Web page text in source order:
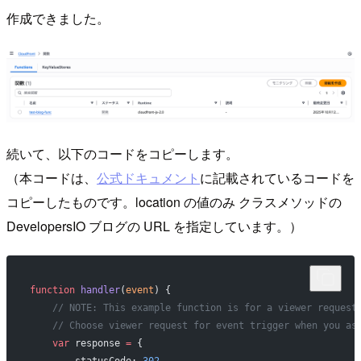
作成できました。
続いて、以下のコードをコピーします。
（本コードは、 公式ドキュメント に記載されているコードを
コピーしたものです。location の値のみ クラスメソッドの
DevelopersIO ブログの URL を指定しています。）
function handler(event ) {
// NOTE: This example function is for a viewer
// Choose viewer request for event trigger when you
    var
response = {